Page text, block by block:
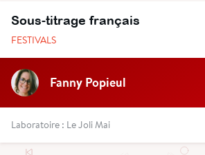
Sous-titrage français
FESTIVALS
Fanny Popieul
Laboratoire : Le Joli Mai